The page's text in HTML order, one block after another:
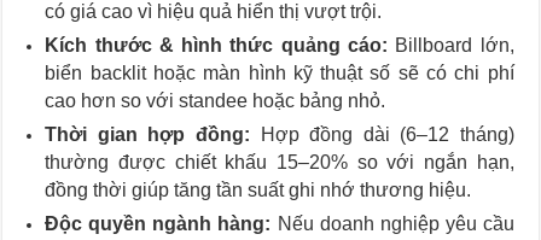
có giá cao vì hiệu quả hiển thị vượt trội.
Kích thước & hình thức quảng cáo: Billboard lớn,
biển backlit hoặc màn hình kỹ thuật số sẽ có chi phí
cao hơn so với standee hoặc bảng nhỏ.
Thời gian hợp đồng: Hợp đồng dài (6–12 tháng)
thường được chiết khấu 15–20% so với ngắn hạn,
đồng thời giúp tăng tần suất ghi nhớ thương hiệu.
Độc quyền ngành hàng: Nếu doanh nghiệp yêu cầu